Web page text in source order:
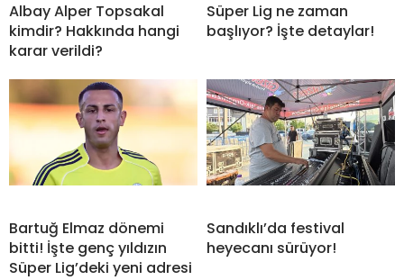
Albay Alper Topsakal
kimdir? Hakkında hangi
karar verildi?
Süper Lig ne zaman
başlıyor? İşte detaylar!
Bartuğ Elmaz dönemi
bitti! İşte genç yıldızın
Süper Lig’deki yeni adresi
Sandıklı’da festival
heyecanı sürüyor!